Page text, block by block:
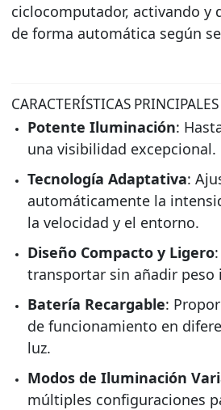
ciclocomputador, activando y
de forma automática según
CARACTERÍSTICAS PRINCIPALES
Potente Iluminación:
una visibilidad excepcional.
Tecnología Adaptativa:
automáticamente la
la velocidad y el entorno.
Diseño Compacto y Ligero
transportar sin añadir peso
Batería Recargable:
de funcionamiento en
luz.
Modos de Iluminación
múltiples configuraciones